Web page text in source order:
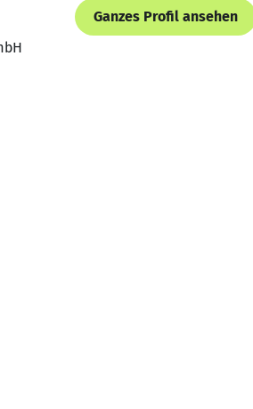
Ganzes Profil ansehen